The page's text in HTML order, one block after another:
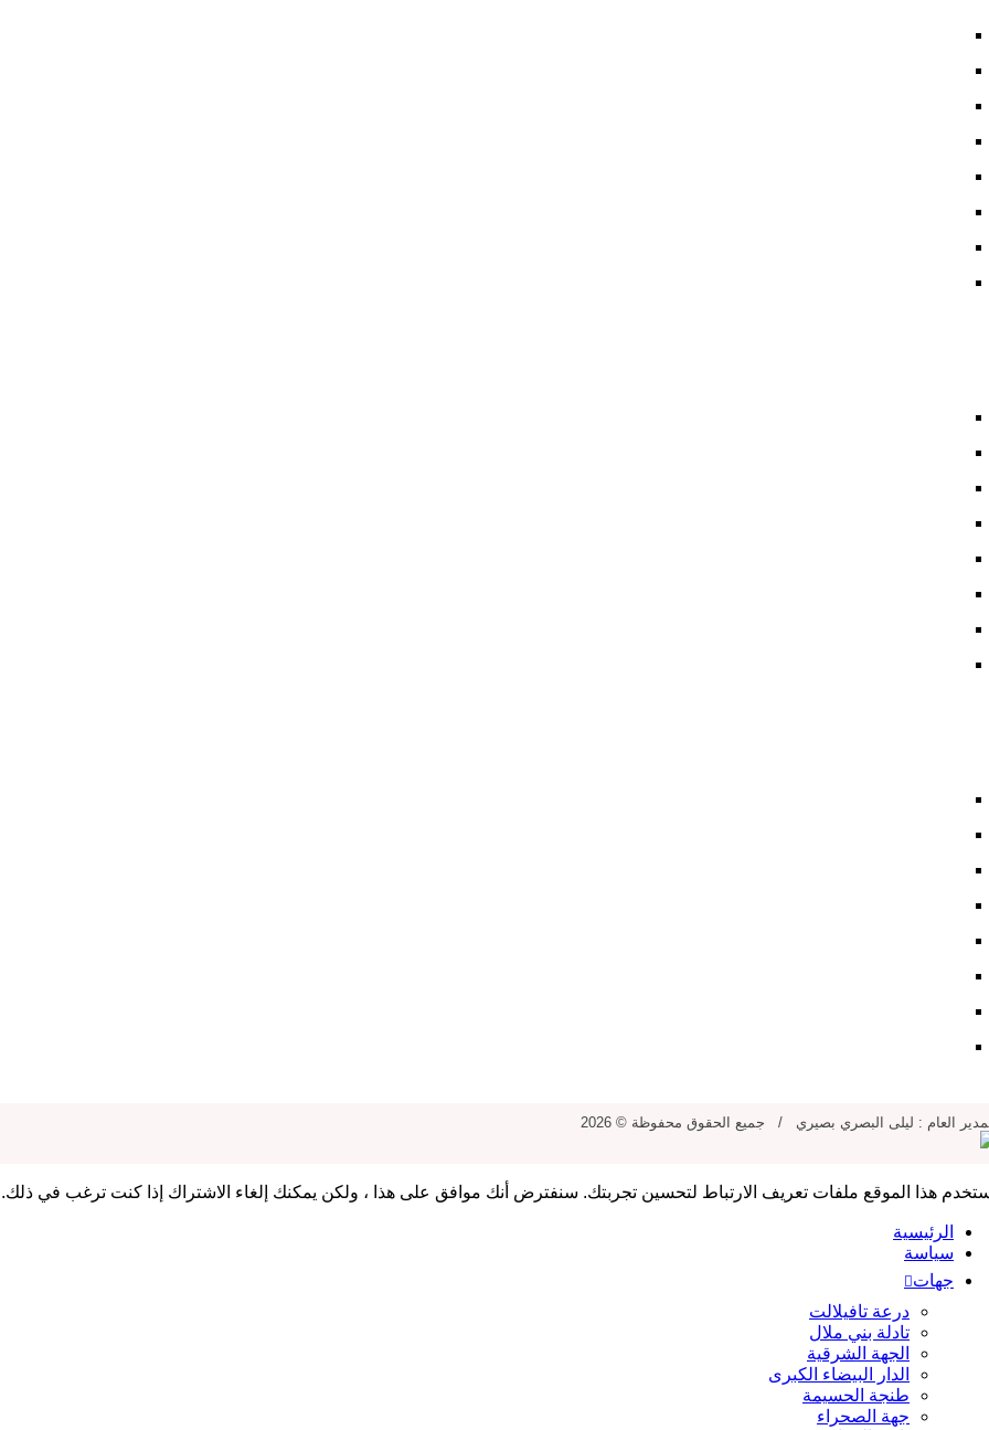
العام : ليلى البصري بصيري / جميع الحقوق محفوظة © 2026
هذا الموقع ملفات تعريف الارتباط لتحسين تجربتك. سنفترض أنك موافق على هذا ، ولكن يمكنك إلغاء الاشتراك إذا كنت ترغب في
الرئيسية
سياسة
جهات
درعة تافيلالت
تادلة بني ملال
الجهة الشرقية
الدار البيضاء الكبرى
طنجة الحسيمة
جهة الصحراء